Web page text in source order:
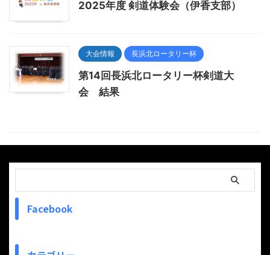
2025年度 剣道体験会（伊香支部）
大会情報 長浜北ロータリー杯
第14回長浜北ロータリー杯剣道大
会 結果
Facebook